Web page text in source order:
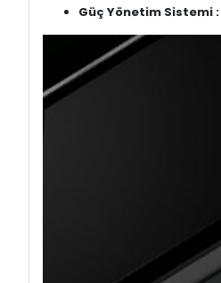
Güç Yönetim Sistemi :